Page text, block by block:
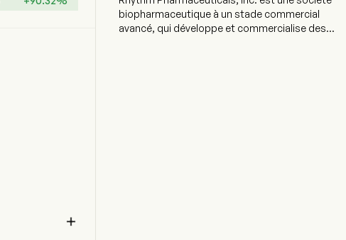

biopharmaceutique à un stade commercial
avancé, qui développe et commercialise des